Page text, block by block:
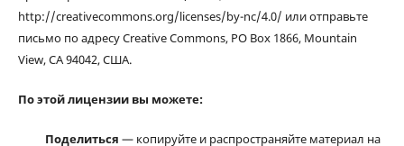
http://creativecommons.org/licenses/by-nc/4.0/ или отправьте
письмо по адресу Creative Commons, PO Box 1866, Mountain
View, CA 94042, США.
По этой лицензии вы можете:
Поделиться — копируйте и распространяйте материал на